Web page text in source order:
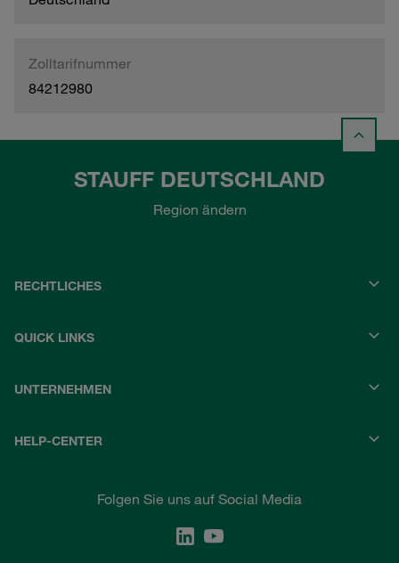
Zolltarifnummer
84212980
STAUFF DEUTSCHLAND
Region ändern
RECHTLICHES
QUICK LINKS
UNTERNEHMEN
HELP-CENTER
Folgen Sie uns auf Social Media